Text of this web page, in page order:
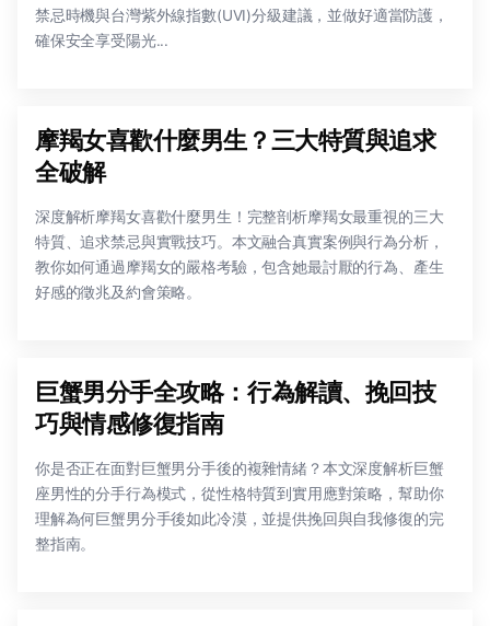
禁忌時機與台灣紫外線指數(UVI)分級建議，並做好適當防護，
確保安全享受陽光...
摩羯女喜歡什麼男生？三大特質與追求
全破解
深度解析摩羯女喜歡什麼男生！完整剖析摩羯女最重視的三大
特質、追求禁忌與實戰技巧。本文融合真實案例與行為分析，
教你如何通過摩羯女的嚴格考驗，包含她最討厭的行為、產生
好感的徵兆及約會策略。
巨蟹男分手全攻略：行為解讀、挽回技
巧與情感修復指南
你是否正在面對巨蟹男分手後的複雜情緒？本文深度解析巨蟹
座男性的分手行為模式，從性格特質到實用應對策略，幫助你
理解為何巨蟹男分手後如此冷漠，並提供挽回與自我修復的完
整指南。